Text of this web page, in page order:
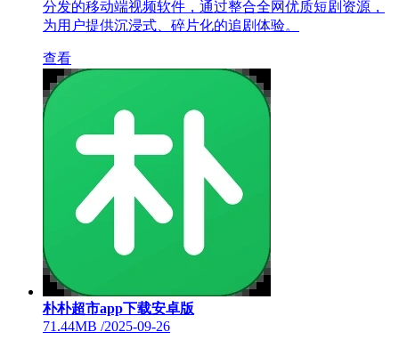
分发的移动端视频软件，通过整合全网优质短剧资源，
为用户提供沉浸式、碎片化的追剧体验。
查看
朴朴超市app下载安卓版
71.44MB /2025-09-26